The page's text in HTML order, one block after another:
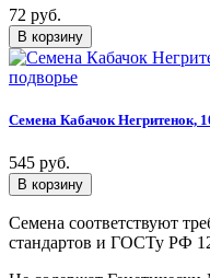
72 руб.
Семена Кабачок Негритенок,
545 руб.
Семена соответствуют
стандартов и ГОСТу РФ